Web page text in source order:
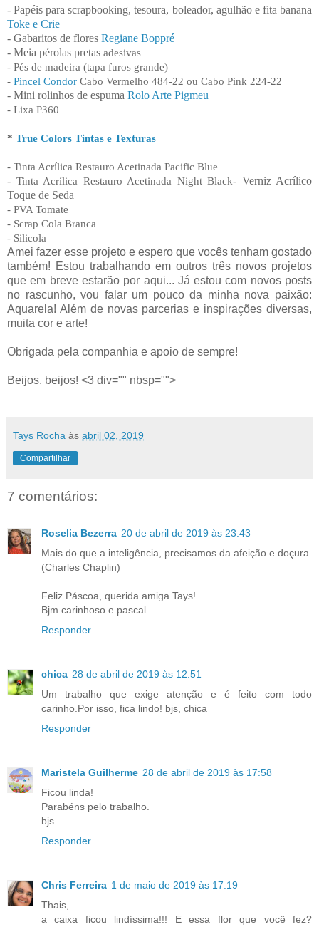
- Papéis para scrapbooking, tesoura, boleador, agulhão e fita banana
Toke e Crie
- Gabaritos de flores Regiane Boppré
- Meia pérolas pretas adesivas
- Pés de madeira (tapa furos grande)
- Pincel Condor Cabo Vermelho 484-22 ou Cabo Pink 224-22
- Mini rolinhos de espuma Rolo Arte Pigmeu
- Lixa P360
* True Colors Tintas e Texturas
- Tinta Acrílica Restauro Acetinada Pacific Blue
- Tinta Acrílica Restauro Acetinada Night Black- Verniz Acrílico
Toque de Seda
- PVA Tomate
- Scrap Cola Branca
- Silicola
Amei fazer esse projeto e espero que vocês tenham gostado
também! Estou trabalhando em outros três novos projetos
que em breve estarão por aqui... Já estou com novos posts
no rascunho, vou falar um pouco da minha nova paixão:
Aquarela! Além de novas parcerias e inspirações diversas,
muita cor e arte!
Obrigada pela companhia e apoio de sempre!
Beijos, beijos! <3 div="" nbsp="">
Tays Rocha às abril 02, 2019
Compartilhar
7 comentários:
Roselia Bezerra 20 de abril de 2019 às 23:43
Mais do que a inteligência, precisamos da afeição e doçura.
(Charles Chaplin)
Feliz Páscoa, querida amiga Tays!
Bjm carinhoso e pascal
Responder
chica 28 de abril de 2019 às 12:51
Um trabalho que exige atenção e é feito com todo
carinho.Por isso, fica lindo! bjs, chica
Responder
Maristela Guilherme 28 de abril de 2019 às 17:58
Ficou linda!
Parabéns pelo trabalho.
bjs
Responder
Chris Ferreira 1 de maio de 2019 às 17:19
Thais,
a caixa ficou lindíssima!!! E essa flor que você fez?